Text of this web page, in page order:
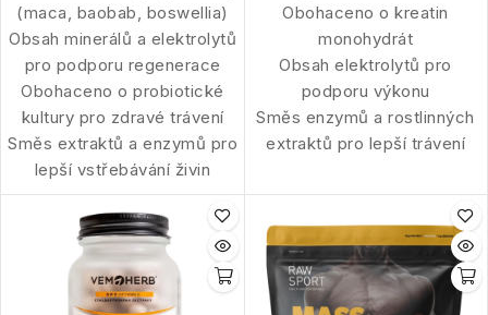
(maca, baobab, boswellia)
Obsah minerálů a elektrolytů
pro podporu regenerace
Obohaceno o probiotické
kultury pro zdravé trávení
Směs extraktů a enzymů pro
lepší vstřebávání živin
Obohaceno o kreatin
monohydrát
Obsah elektrolytů pro
podporu výkonu
Směs enzymů a rostlinných
extraktů pro lepší trávení